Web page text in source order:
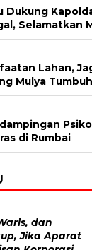
Dukung
Selamatkan
Lahan,
Mulya
di Rumbai
dan
Jika Aparat